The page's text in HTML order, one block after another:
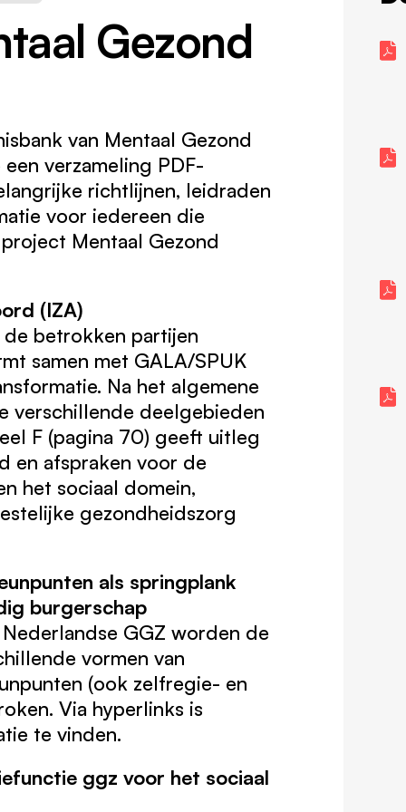
Gezond
van Mentaal Gezond
verzameling PDF-
richtlijnen, leidraden
voor iedereen die
Mentaal Gezond
(IZA)
betrokken partijen
samen met GALA/SPUK
Na het algemene
verschillende deelgebieden
F (pagina 70) geeft uitleg
en afspraken voor de
het sociaal domein,
gezondheidszorg
als springplank
burgerschap
GGZ worden de
vormen van
(ook zelfregie- en
Via hyperlinks is
te vinden.
ggz voor het sociaal